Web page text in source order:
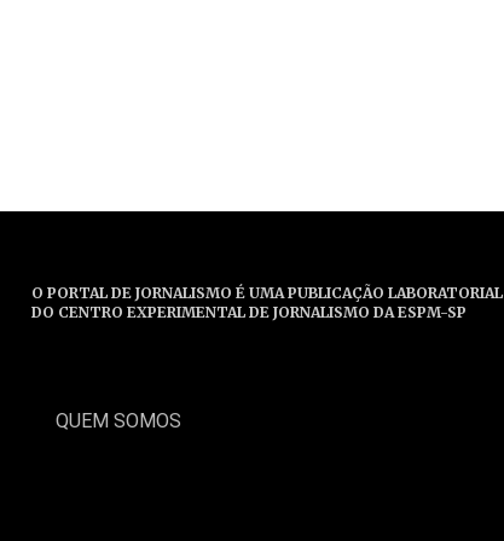
O PORTAL DE JORNALISMO É UMA PUBLICAÇÃO LABORATORIAL
DO CENTRO EXPERIMENTAL DE JORNALISMO DA ESPM-SP
QUEM SOMOS